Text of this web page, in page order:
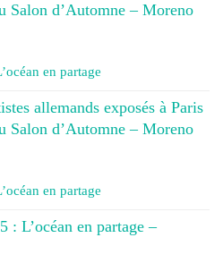
Salon d’Automne – Moreno
en partage
allemands exposés à Paris
Salon d’Automne – Moreno
en partage
: L’océan en partage –